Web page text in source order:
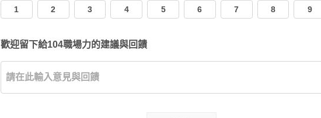
1 2 3 4 5 6 7 8 9
歡迎留下給104職場力的建議與回饋